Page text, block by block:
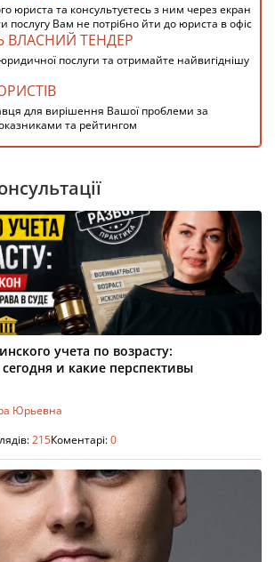
юриста та консультуєтесь з ним через екран
послугу Вам не потрібно йти до юриста в офіс
ВЛАСНИЙ ТЕНДЕР
послуги та отримайте найвигіднішу
для вирішення Вашої проблеми за
та рейтингом
учета по возрасту:
и какие перспективы
Юрьевна
215Коментарі:0